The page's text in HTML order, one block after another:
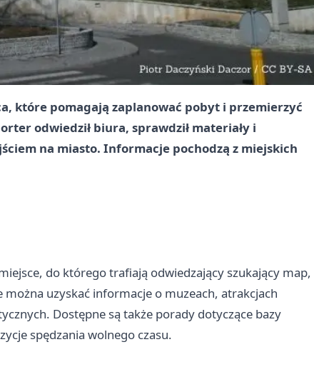
które pomagają zaplanować pobyt i przemierzyć
odwiedził biura, sprawdził materiały i
na miasto. Informacje pochodzą z miejskich
do którego trafiają odwiedzający szukający map,
uzyskać informacje o muzeach, atrakcjach
Dostępne są także porady dotyczące bazy
spędzania wolnego czasu.